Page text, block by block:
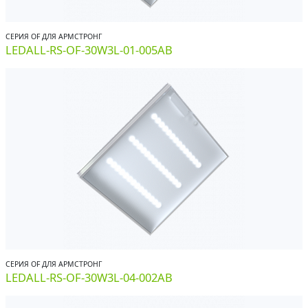
СЕРИЯ OF ДЛЯ АРМСТРОНГ
LEDALL-RS-OF-30W3L-01-005AB
СЕРИЯ OF ДЛЯ АРМСТРОНГ
LEDALL-RS-OF-30W3L-04-002AB